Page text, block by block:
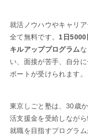
就活ノウハウやキャリ
全て無料です。 1日5000
キルアッププログラム
い、面接が苦手、自分
ポートが受けられます。
東京しごと塾は、30歳
活支援金を受給しなが
就職を目指すプログラム